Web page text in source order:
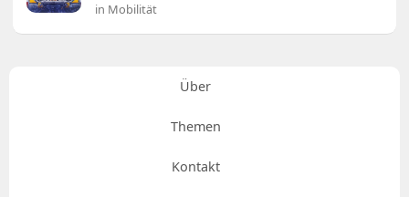
in Mobilität
Über
Themen
Kontakt